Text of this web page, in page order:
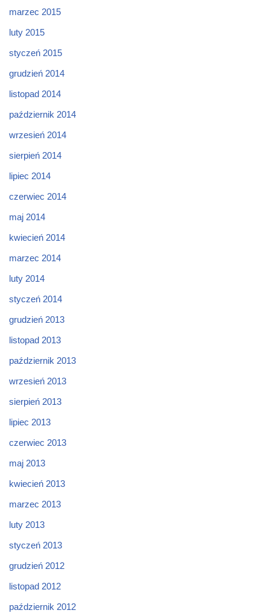
marzec 2015
luty 2015
styczeń 2015
grudzień 2014
listopad 2014
październik 2014
wrzesień 2014
sierpień 2014
lipiec 2014
czerwiec 2014
maj 2014
kwiecień 2014
marzec 2014
luty 2014
styczeń 2014
grudzień 2013
listopad 2013
październik 2013
wrzesień 2013
sierpień 2013
lipiec 2013
czerwiec 2013
maj 2013
kwiecień 2013
marzec 2013
luty 2013
styczeń 2013
grudzień 2012
listopad 2012
październik 2012